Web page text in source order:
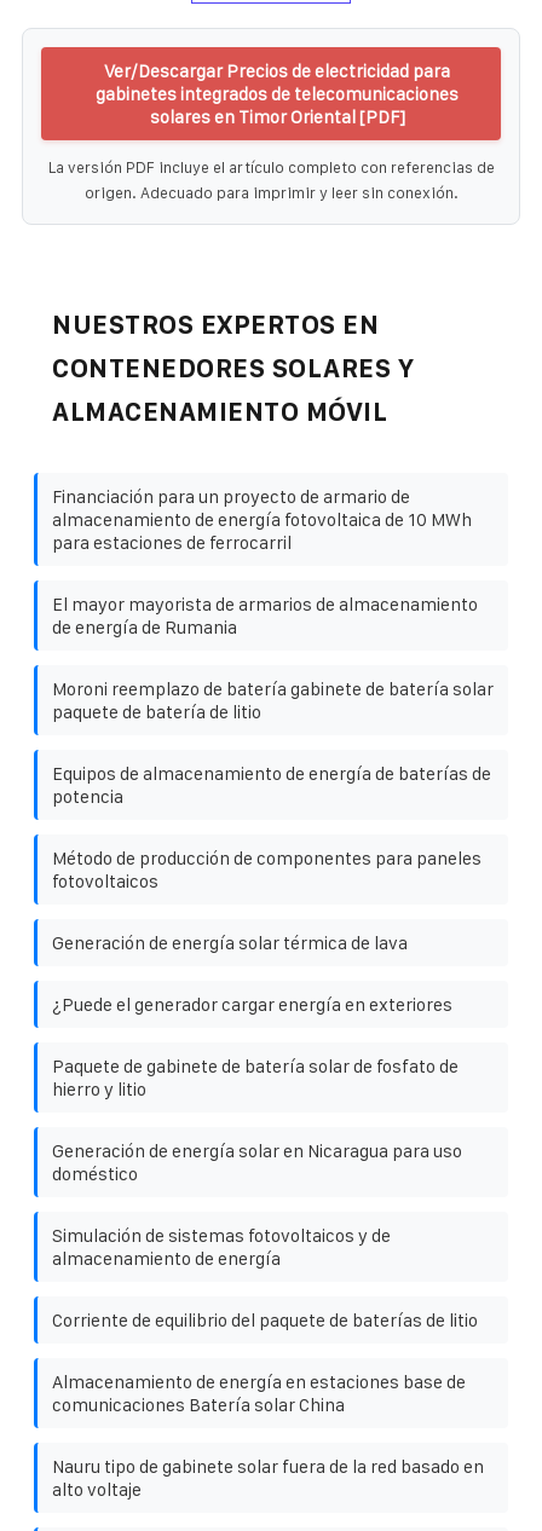
Ver/Descargar Precios de electricidad para
gabinetes integrados de telecomunicaciones
solares en Timor Oriental [PDF]
La versión PDF incluye el artículo completo con referencias de
origen. Adecuado para imprimir y leer sin conexión.
NUESTROS EXPERTOS EN
CONTENEDORES SOLARES Y
ALMACENAMIENTO MÓVIL
Financiación para un proyecto de armario de
almacenamiento de energía fotovoltaica de 10 MWh
para estaciones de ferrocarril
El mayor mayorista de armarios de almacenamiento
de energía de Rumania
Moroni reemplazo de batería gabinete de batería solar
paquete de batería de litio
Equipos de almacenamiento de energía de baterías de
potencia
Método de producción de componentes para paneles
fotovoltaicos
Generación de energía solar térmica de lava
¿Puede el generador cargar energía en exteriores
Paquete de gabinete de batería solar de fosfato de
hierro y litio
Generación de energía solar en Nicaragua para uso
doméstico
Simulación de sistemas fotovoltaicos y de
almacenamiento de energía
Corriente de equilibrio del paquete de baterías de litio
Almacenamiento de energía en estaciones base de
comunicaciones Batería solar China
Nauru tipo de gabinete solar fuera de la red basado en
alto voltaje